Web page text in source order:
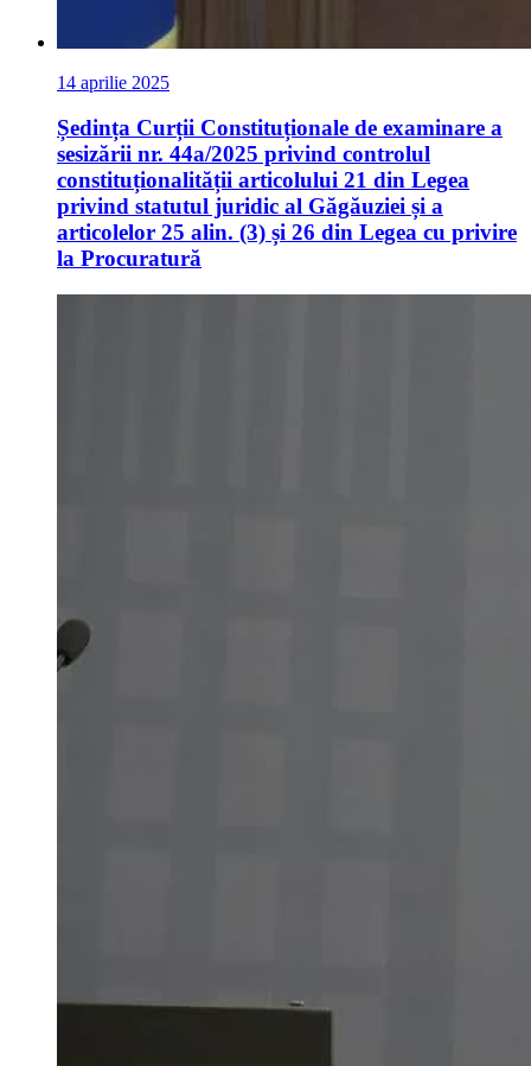
14 aprilie 2025
Ședința Curții Constituționale de examinare a
sesizării nr. 44a/2025 privind controlul
constituționalității articolului 21 din Legea
privind statutul juridic al Găgăuziei și a
articolelor 25 alin. (3) și 26 din Legea cu privire
la Procuratură